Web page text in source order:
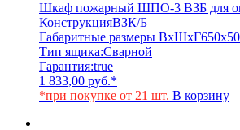
Шкаф пожарный ШПО-3 ВЗБ для
КонструкцияВЗК/Б
Габаритные размеры ВхШхГ
Тип ящика:Сварной
Гарантия:true
1 833,00 руб.*
*при покупке от 21 шт. В корзину